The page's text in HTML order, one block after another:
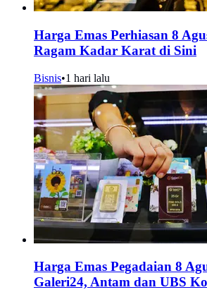
Harga Emas Perhiasan 8
Ragam Kadar Karat di Sini
Bisnis•1 hari lalu
Harga Emas Pegadaian 8
Galeri24, Antam dan UBS